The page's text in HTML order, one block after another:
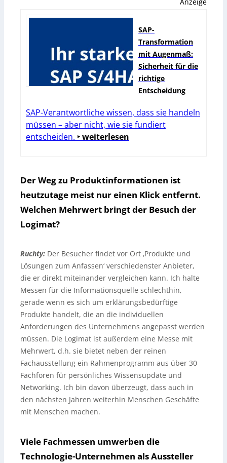
SAP-
Transformation
mit Augenmaß:
Sicherheit für die
richtige
Entscheidung
SAP-Verantwortliche wissen, dass sie handeln
müssen – aber nicht, wie sie fundiert
entscheiden. ‣ weiterlesen
Der Weg zu Produktinformationen ist
heutzutage meist nur einen Klick entfernt.
Welchen Mehrwert bringt der Besuch der
Logimat?
Ruchty: Der Besucher findet vor Ort ‚Produkte und
Lösungen zum Anfassen‘ verschiedenster Anbieter,
die er direkt miteinander vergleichen kann. Ich halte
Messen für die Informationsquelle schlechthin,
gerade wenn es sich um erklärungsbedürftige
Produkte handelt, die an die individuellen
Anforderungen des Unternehmens angepasst werden
müssen. Die Logimat ist außerdem eine Messe mit
Mehrwert, d.h. sie bietet neben der reinen
Fachausstellung ein Rahmenprogramm aus über 30
Fachforen für persönliches Wissensupdate und
Networking. Ich bin davon überzeugt, dass auch in
den nächsten Jahren weiterhin Menschen Geschäfte
mit Menschen machen.
Viele Fachmessen umwerben die
Technologie-Unternehmen als Aussteller